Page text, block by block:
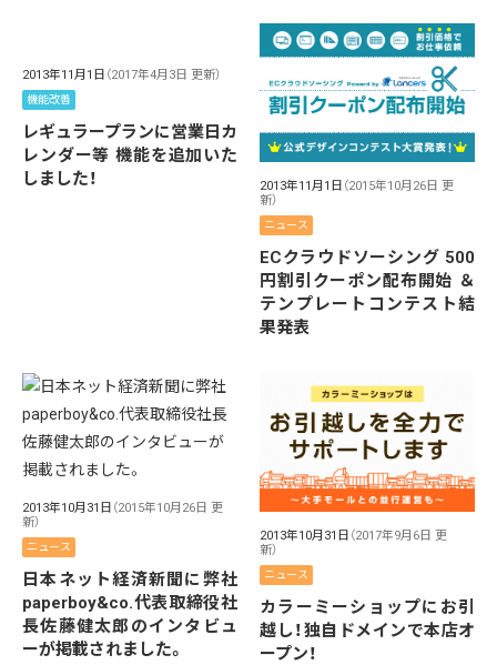
2013年11月1日 （2017年4月3日 更新）
機能改善
レギュラープランに営業日カ
レンダー等 機能を追加いた
しました！
2013年11月1日 （2015年10月26日 更
新）
ニュース
ECクラウドソーシング 500
円割引クーポン配布開始 ＆
テンプレートコンテスト結
果発表
2013年10月31日 （2015年10月26日 更
新）
ニュース
日本ネット経済新聞に弊社
paperboy&co.代表取締役社
長佐藤健太郎のインタビュ
ーが掲載されました。
2013年10月31日 （2017年9月6日 更
新）
ニュース
カラーミーショップにお引
越し！独自ドメインで本店オ
ープン！